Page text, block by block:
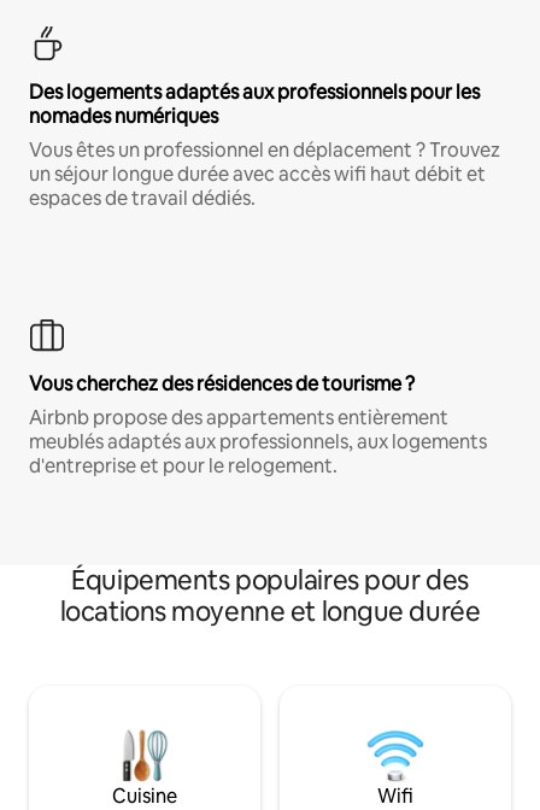
Des logements adaptés aux professionnels pour les
nomades numériques
Vous êtes un professionnel en déplacement ? Trouvez
un séjour longue durée avec accès wifi haut débit et
espaces de travail dédiés.
Vous cherchez des résidences de tourisme ?
Airbnb propose des appartements entièrement
meublés adaptés aux professionnels, aux logements
d'entreprise et pour le relogement.
Équipements populaires pour des
locations moyenne et longue durée
Cuisine Wifi